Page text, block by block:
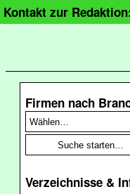
Kontakt zur
Firmen nach
Verzeichnisse &